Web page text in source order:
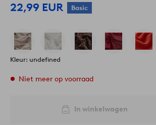
22,99 EUR Basic
Kleur: undefined
Niet meer op voorraad
In winkelwagen